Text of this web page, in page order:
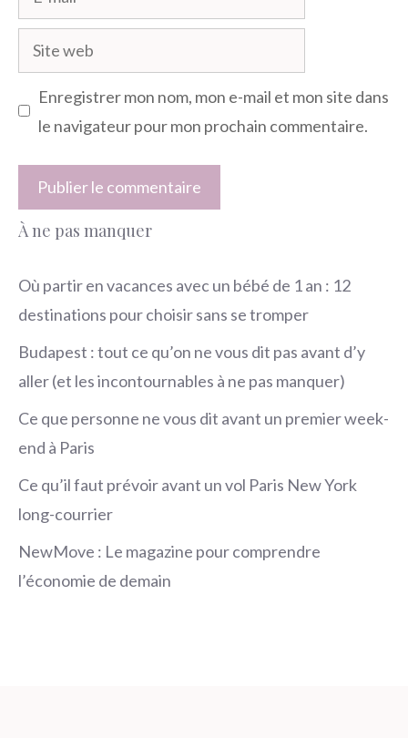
mail
Site
web
Enregistrer mon nom, mon e-mail et mon site dans
le navigateur pour mon prochain commentaire.
À ne pas manquer
Où partir en vacances avec un bébé de 1 an : 12
destinations pour choisir sans se tromper
Budapest : tout ce qu’on ne vous dit pas avant d’y
aller (et les incontournables à ne pas manquer)
Ce que personne ne vous dit avant un premier week-
end à Paris
Ce qu’il faut prévoir avant un vol Paris New York
long-courrier
NewMove : Le magazine pour comprendre
l’économie de demain